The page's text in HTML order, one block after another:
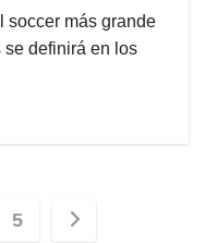
soccer más grande
definirá en los
5